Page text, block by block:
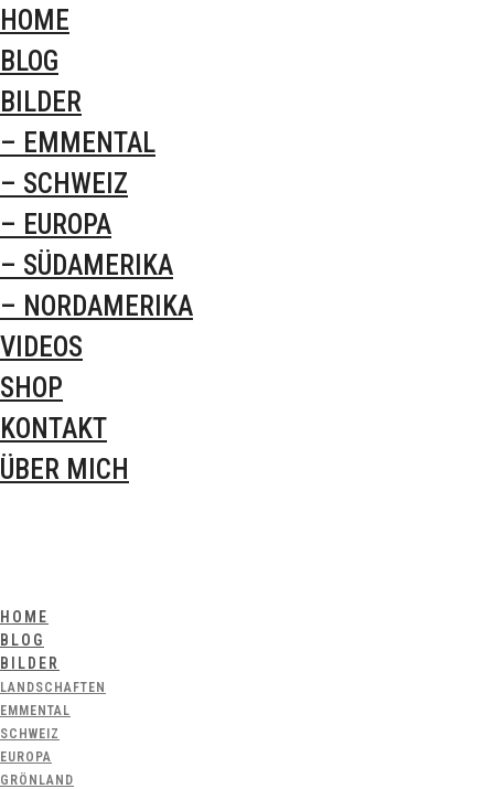
HOME
BLOG
BILDER
– EMMENTAL
– SCHWEIZ
– EUROPA
– SÜDAMERIKA
– NORDAMERIKA
VIDEOS
SHOP
KONTAKT
ÜBER MICH
HOME
BLOG
BILDER
LANDSCHAFTEN
EMMENTAL
SCHWEIZ
EUROPA
GRÖNLAND